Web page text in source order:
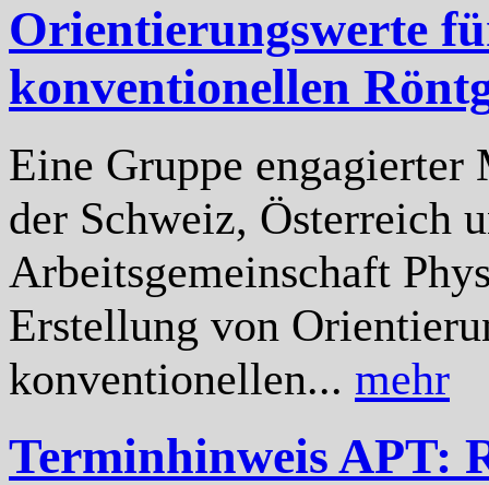
Orientierungswerte
konventionellen
Eine Gruppe
der Schweiz, Österreich
Arbeitsgemeinschaft
Erstellung von
konventionellen... mehr
Terminhinweis APT: